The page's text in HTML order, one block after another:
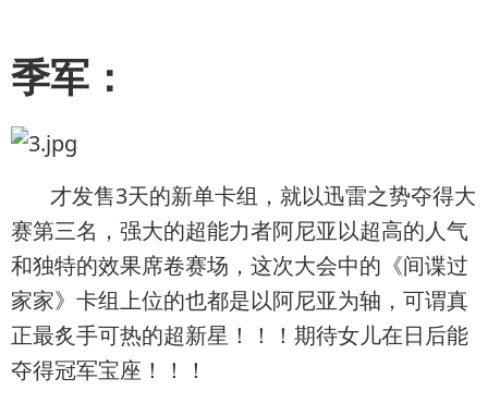
季军：
才发售3天的新单卡组，就以迅雷之势夺得大
赛第三名，强大的超能力者阿尼亚以超高的人气
和独特的效果席卷赛场，这次大会中的《间谍过
家家》卡组上位的也都是以阿尼亚为轴，可谓真
正最炙手可热的超新星！！！期待女儿在日后能
夺得冠军宝座！！！